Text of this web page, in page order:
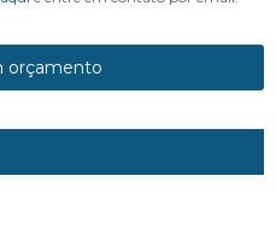
orçamento